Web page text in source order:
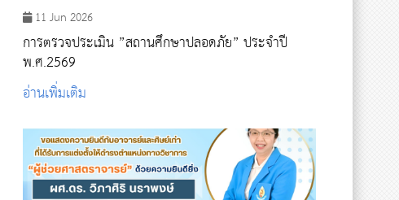
11 Jun 2026
การตรวจประเมิน ”สถานศึกษาปลอดภัย” ประจำปี
พ.ศ.2569
อ่านเพิ่มเติม